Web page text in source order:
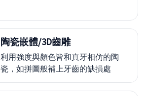
陶瓷嵌體/3D齒雕
利用強度與顏色皆和真牙相仿的陶
瓷，如拼圖般補上牙齒的缺損處